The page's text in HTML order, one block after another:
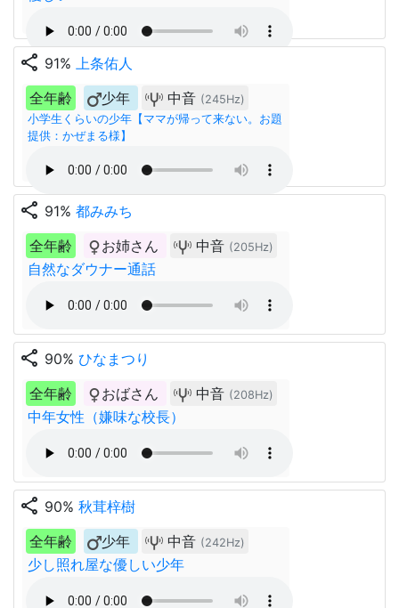
share 91% 上条佑人
全年齢
少年 中音 (245Hz)
小学生くらいの少年【ママが帰って来ない。お題
提供：かぜまる様】
share 91% 都みみち
全年齢
お姉さん 中音 (205Hz)
自然なダウナー通話
share 90% ひなまつり
全年齢
おばさん 中音 (208Hz)
中年女性（嫌味な校長）
share 90% 秋茸梓樹
全年齢
少年 中音 (242Hz)
少し照れ屋な優しい少年